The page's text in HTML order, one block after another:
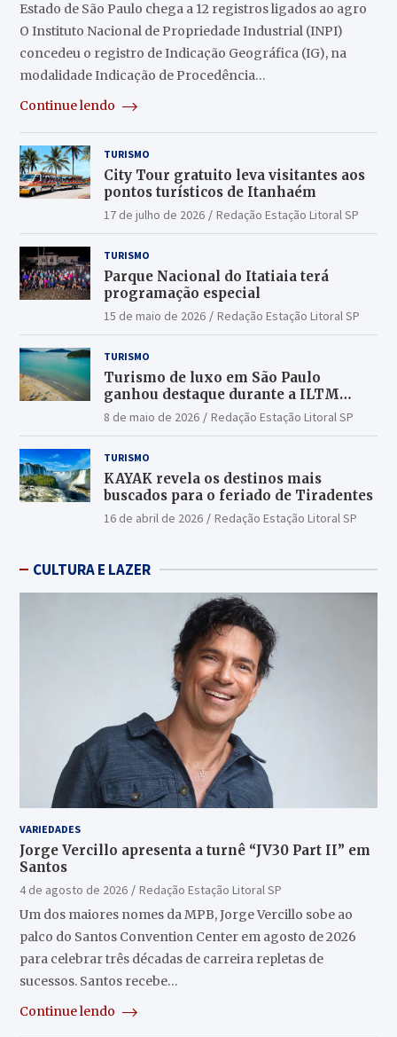
Estado de São Paulo chega a 12 registros ligados ao agro
O Instituto Nacional de Propriedade Industrial (INPI)
concedeu o registro de Indicação Geográfica (IG), na
modalidade Indicação de Procedência…
Continue lendo
TURISMO
City Tour gratuito leva visitantes aos
pontos turísticos de Itanhaém
17 de julho de 2026 Redação Estação Litoral SP
TURISMO
Parque Nacional do Itatiaia terá
programação especial
15 de maio de 2026 Redação Estação Litoral SP
TURISMO
Turismo de luxo em São Paulo
ganhou destaque durante a ILTM
Latin America 2026
8 de maio de 2026 Redação Estação Litoral SP
TURISMO
KAYAK revela os destinos mais
buscados para o feriado de Tiradentes
16 de abril de 2026 Redação Estação Litoral SP
CULTURA E LAZER
VARIEDADES
Jorge Vercillo apresenta a turnê “JV30 Part II” em
Santos
4 de agosto de 2026
Redação Estação Litoral SP
Um dos maiores nomes da MPB, Jorge Vercillo sobe ao
palco do Santos Convention Center em agosto de 2026
para celebrar três décadas de carreira repletas de
sucessos. Santos recebe…
Continue lendo